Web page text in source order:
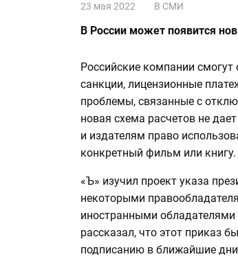
23 мая 2022 В СМИ
В России может появится
Российские компании
санкции, лицензионные
проблемы, связанные с
новая схема расчетов не
и издателям право
конкретный фильм или книгу.
«Ъ» изучил проект указа
некоторыми
иностранными обладателями
рассказал, что этот приказ
подписанию в ближайшие